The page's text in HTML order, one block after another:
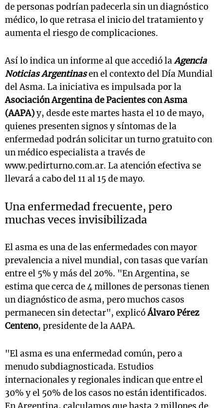
de personas podrían padecerla sin un diagnóstico
médico, lo que retrasa el inicio del tratamiento y
aumenta el riesgo de complicaciones.
Así lo indica un informe al que accedió laAgencia
Noticias Argentinasen el contexto del Día Mundial
del Asma. La iniciativa es impulsada por la
Asociación Argentina de Pacientes con Asma
(AAPA)y, desde este martes hasta el 10 de mayo,
quienes presenten signos y síntomas de la
enfermedad podrán solicitar un turno gratuito con
un médico especialista a través de
www.pedirturno.com.ar. La atención efectiva se
llevará a cabo del 11 al 15 de mayo.
Una enfermedad frecuente, pero
muchas veces invisibilizada
El asma es una de las enfermedades con mayor
prevalencia a nivel mundial, con tasas que varían
entre el 5% y más del 20%. "En Argentina, se
estima que cerca de 4 millones de personas tienen
un diagnóstico de asma, pero muchos casos
permanecen sin detectar", explicóÁlvaro Pérez
Centeno, presidente de la AAPA.
"El asma es una enfermedad común, pero a
menudo subdiagnosticada. Estudios
internacionales y regionales indican que entre el
30% y el 50% de los casos no están identificados.